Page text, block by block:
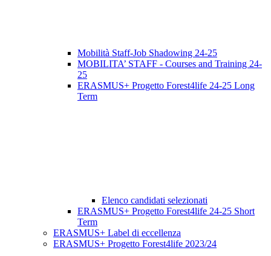
Mobilità Staff-Job Shadowing 24-25
MOBILITA’ STAFF - Courses and Training 24-
25
ERASMUS+ Progetto Forest4life 24-25 Long
Term
Elenco candidati selezionati
ERASMUS+ Progetto Forest4life 24-25 Short
Term
ERASMUS+ Label di eccellenza
ERASMUS+ Progetto Forest4life 2023/24